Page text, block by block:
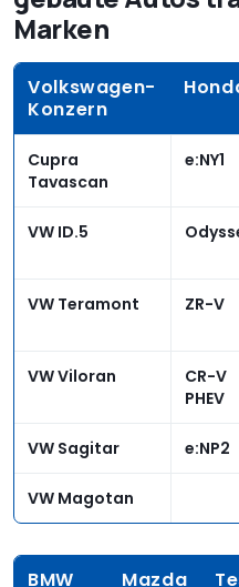
Marken
Volkswagen-
Konzern
Cupra
Tavascan
e:NY1
VW ID.5
VW Teramont ZR-V
VW Viloran
CR-V
PHEV
VW Sagitar e:NP2
VW Magotan
BMW Mazda